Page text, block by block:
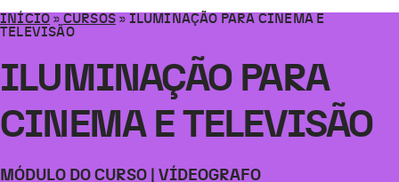
INÍCIO » CURSOS » ILUMINAÇÃO PARA CINEMA E
TELEVISÃO
ILUMINAÇÃO PARA
CINEMA E TELEVISÃO
MÓDULO DO CURSO | VÍDEOGRAFO